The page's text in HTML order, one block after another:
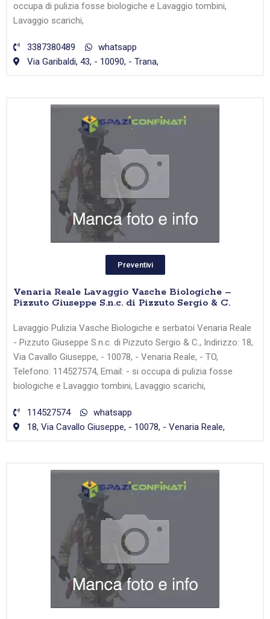
occupa di pulizia fosse biologiche e Lavaggio tombini,
Lavaggio scarichi,
3387380489
whatsapp
Via Garibaldi, 43, - 10090, - Trana,
Preventivi
Venaria Reale Lavaggio Vasche Biologiche –
Pizzuto Giuseppe S.n.c. di Pizzuto Sergio & C.
Lavaggio Pulizia Vasche Biologiche e serbatoi Venaria Reale
- Pizzuto Giuseppe S.n.c. di Pizzuto Sergio & C., Indirizzo: 18,
Via Cavallo Giuseppe, - 10078, - Venaria Reale, - TO,
Telefono: 114527574, Email: - si occupa di pulizia fosse
biologiche e Lavaggio tombini, Lavaggio scarichi,
114527574
whatsapp
18, Via Cavallo Giuseppe, - 10078, - Venaria Reale,